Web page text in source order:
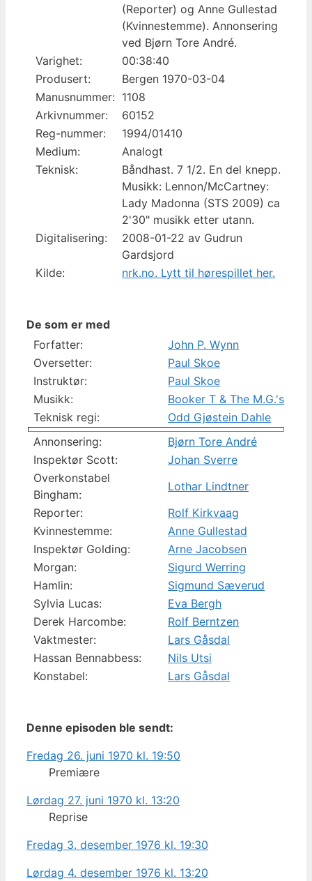
(Reporter) og Anne Gullestad
(Kvinnestemme). Annonsering
ved Bjørn Tore André.
Varighet:
00:38:40
Produsert:
Bergen 1970-03-04
Manusnummer: 1108
Arkivnummer:
60152
Reg-nummer:
1994/01410
Medium:
Analogt
Teknisk:
Båndhast. 7 1/2. En del knepp.
Musikk: Lennon/McCartney:
Lady Madonna (STS 2009) ca
2'30" musikk etter utann.
Digitalisering:
2008-01-22 av Gudrun
Gardsjord
Kilde:
nrk.no. Lytt til hørespillet her.
De som er med
Forfatter:
John P. Wynn
Oversetter:
Paul Skoe
Instruktør:
Paul Skoe
Musikk:
Booker T & The M.G.'s
Teknisk regi:
Odd Gjøstein Dahle
Annonsering:
Bjørn Tore André
Inspektør Scott:
Johan Sverre
Overkonstabel
Bingham:
Lothar Lindtner
Reporter:
Rolf Kirkvaag
Kvinnestemme:
Anne Gullestad
Inspektør Golding:
Arne Jacobsen
Morgan:
Sigurd Werring
Hamlin:
Sigmund Sæverud
Sylvia Lucas:
Eva Bergh
Derek Harcombe:
Rolf Berntzen
Vaktmester:
Lars Gåsdal
Hassan Bennabbess:
Nils Utsi
Konstabel:
Lars Gåsdal
Denne episoden ble sendt:
Fredag 26. juni 1970 kl. 19:50
Premiære
Lørdag 27. juni 1970 kl. 13:20
Reprise
Fredag 3. desember 1976 kl. 19:30
Lørdag 4. desember 1976 kl. 13:20